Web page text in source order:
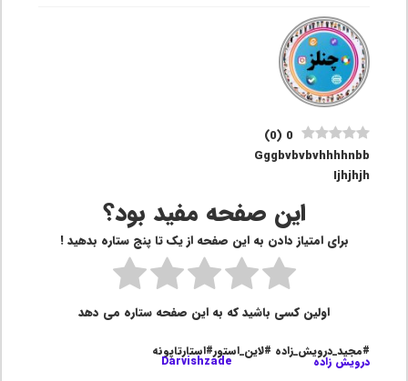
0
(
0
)
Gggbvbvbvhhhhnbb
Ijhjhjh
این صفحه مفید بود؟
برای امتیاز دادن به این صفحه از یک تا پنج ستاره بدهید !
اولین کسی باشید که به این صفحه ستاره می دهد
#مجید_درویش_زاده #لاین_استور#استارتاپونه
درویش زاده Darvishzade